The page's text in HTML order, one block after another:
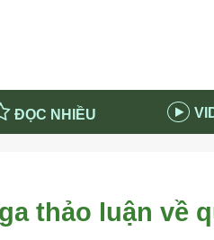
ĐỌC NHIỀU
Nga
thảo luận về